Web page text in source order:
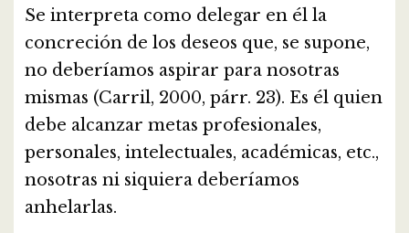
Se interpreta como delegar en él la
concreción de los deseos que, se supone,
no deberíamos aspirar para nosotras
mismas (Carril, 2000, párr. 23). Es él quien
debe alcanzar metas profesionales,
personales, intelectuales, académicas, etc.,
nosotras ni siquiera deberíamos
anhelarlas.